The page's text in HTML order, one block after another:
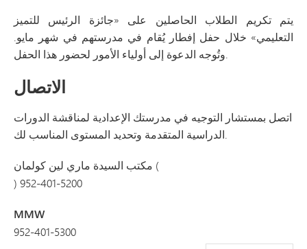
يتم تكريم الطلاب الحاصلين على «جائزة الرئيس للتميز
التعليمي» خلال حفل إفطار يُقام في مدرستهم في شهر مايو.
وتُوجه الدعوة إلى أولياء الأمور لحضور هذا الحفل.
الاتصال
اتصل بمستشار التوجيه في مدرستك الإعدادية لمناقشة الدورات
الدراسية المتقدمة وتحديد المستوى المناسب لك.
مكتب السيدة ماري لين كولمان (
) 952-401-5200
MMW
952-401-5300